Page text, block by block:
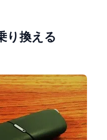
り換える